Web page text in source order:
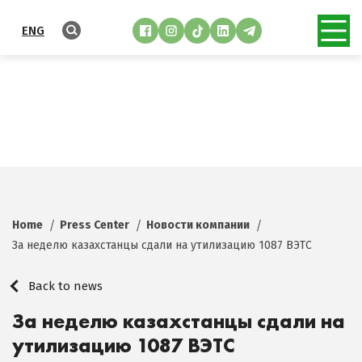
ENG
Home Press Center
Новости компании
За неделю казахстанцы сдали на утилизацию 1087 ВЭТС
Back to news
За неделю казахстанцы сдали на
утилизацию 1087 ВЭТС